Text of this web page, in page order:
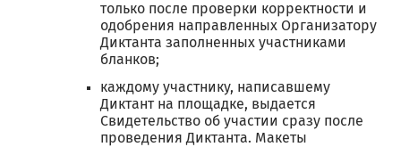
только после проверки корректности и
одобрения направленных Организатору
Диктанта заполненных участниками
бланков;
каждому участнику, написавшему
Диктант на площадке, выдается
Свидетельство об участии сразу после
проведения Диктанта. Макеты